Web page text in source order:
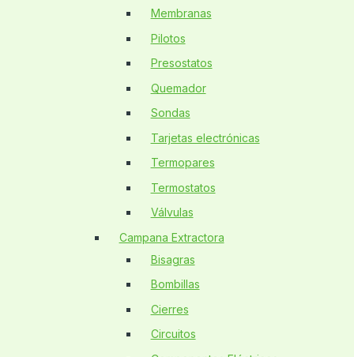
Membranas
Pilotos
Presostatos
Quemador
Sondas
Tarjetas electrónicas
Termopares
Termostatos
Válvulas
Campana Extractora
Bisagras
Bombillas
Cierres
Circuitos